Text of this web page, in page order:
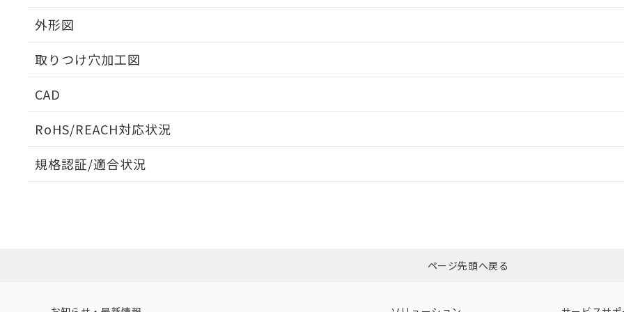
外形図
取りつけ穴加工図
CAD
RoHS/REACH対応状況
EU RoHS 注意事項・凡例
ダウンロードはこちら
規格認証/適合状況
ページ先頭へ戻る